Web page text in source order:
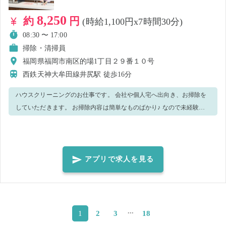
約 8,250 円(時給1,100円x7時間30分)
08:30 〜 17:00
掃除・清掃員
福岡県福岡市南区的場1丁目２９番１０号
西鉄天神大牟田線井尻駅 徒歩16分
ハウスクリーニングのお仕事です。 会社や個人宅へ出向き、お掃除を
していただきます。 お掃除内容は簡単なものばかり♪ なので未経験者
緒にお仕事をするので、 困ったことや不安なことがあったらすぐに聞
アプリで求人を見る
1 2 3 ... 18